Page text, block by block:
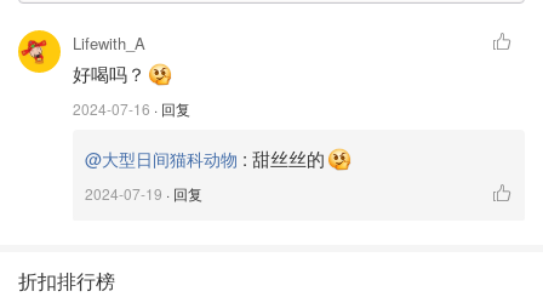
Lifewith_A
好喝吗？
2024-07-16 · 回复
@大型日间猫科动物 : 甜丝丝的
2024-07-19 · 回复
折扣排行榜